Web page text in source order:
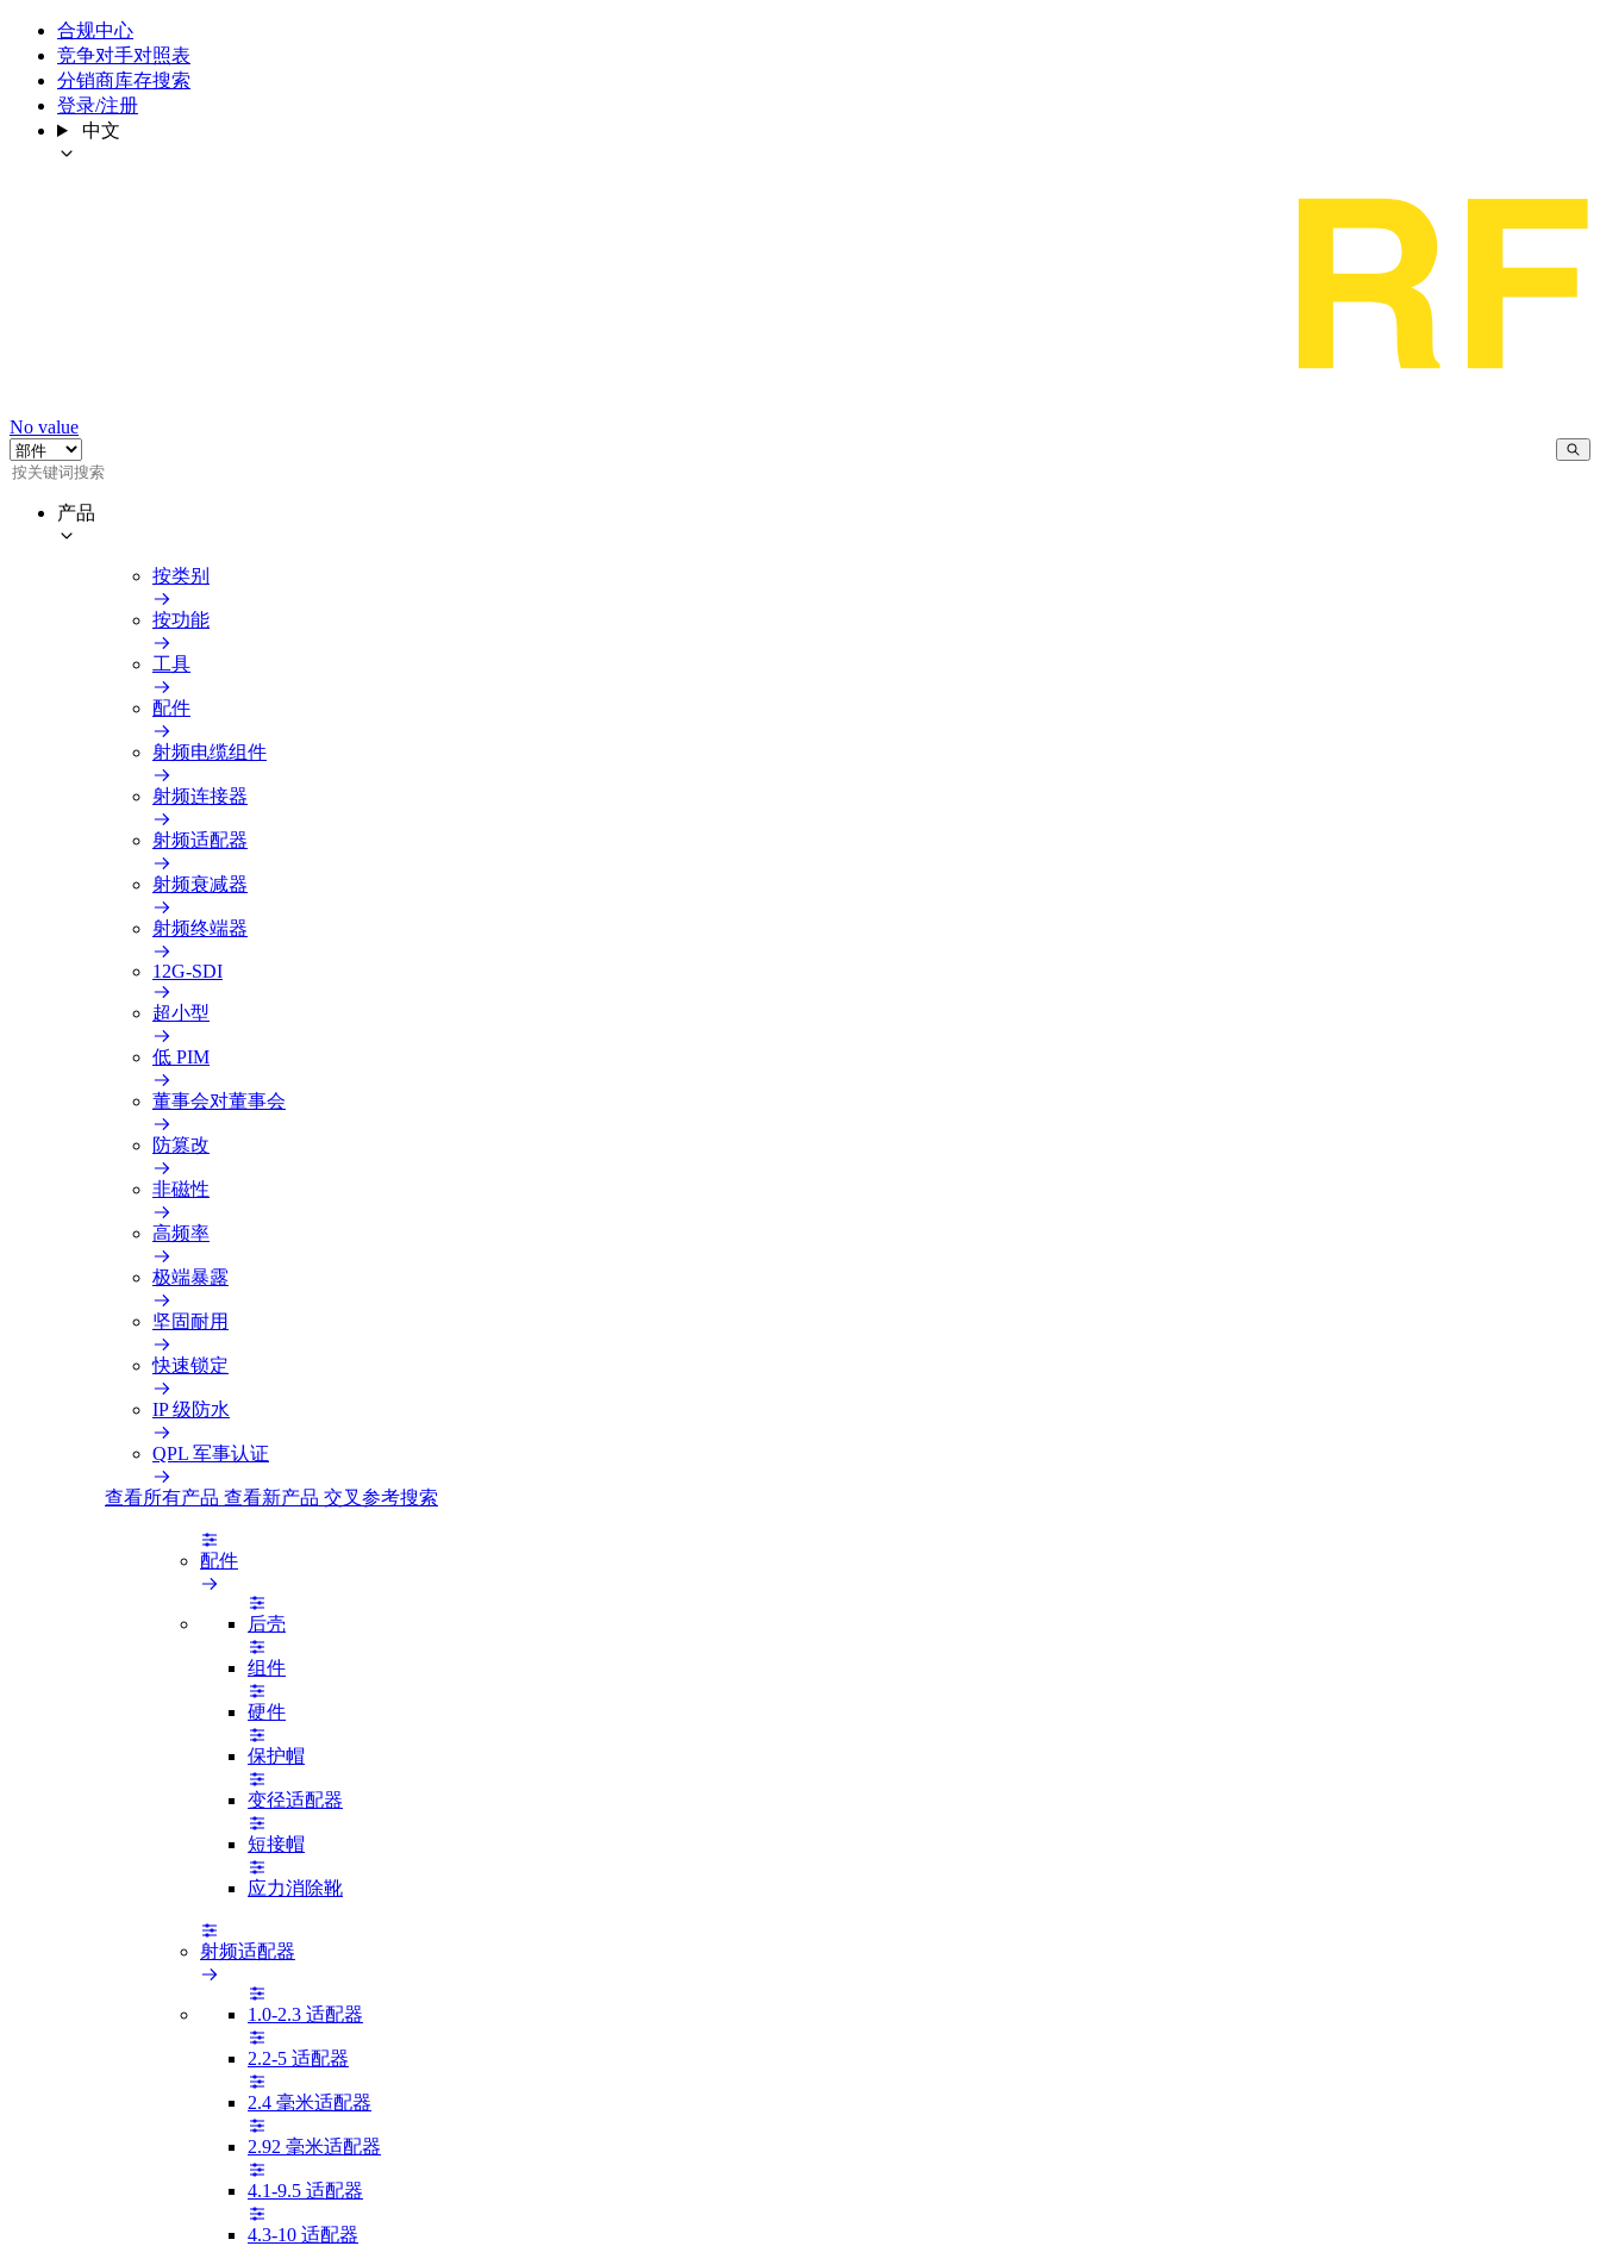
合规中心
竞争对手对照表
分销商库存搜索
登录/注册
中文
No value
产品
按类别
按功能
工具
配件
射频电缆组件
射频连接器
射频适配器
射频衰减器
射频终端器
12G-SDI
超小型
低 PIM
董事会对董事会
防篡改
非磁性
高频率
极端暴露
坚固耐用
快速锁定
IP 级防水
QPL 军事认证
查看所有产品 查看新产品 交叉参考搜索
配件
后壳
组件
硬件
保护帽
变径适配器
短接帽
应力消除靴
射频适配器
1.0-2.3 适配器
2.2-5 适配器
2.4 毫米适配器
2.92 毫米适配器
4.1-9.5 适配器
4.3-10 适配器